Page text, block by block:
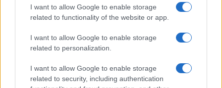
I want to allow Google to enable storage
related to functionality of the website or app.
I want to allow Google to enable storage
related to personalization.
I want to allow Google to enable storage
related to security, including authentication
Inviaci le tue segnalazioni,
i tuoi video e le tue foto
Su WhatsApp al numero +39
345 356 7512